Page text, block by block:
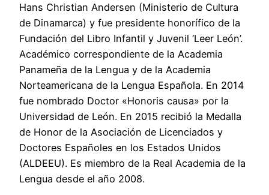
Hans Christian Andersen (Ministerio de Cultura
de Dinamarca) y fue presidente honorífico de la
Fundación del Libro Infantil y Juvenil ‘Leer León’.
Académico correspondiente de la Academia
Panameña de la Lengua y de la Academia
Norteamericana de la Lengua Española. En 2014
fue nombrado Doctor «Honoris causa» por la
Universidad de León. En 2015 recibió la Medalla
de Honor de la Asociación de Licenciados y
Doctores Españoles en los Estados Unidos
(ALDEEU). Es miembro de la Real Academia de la
Lengua desde el año 2008.